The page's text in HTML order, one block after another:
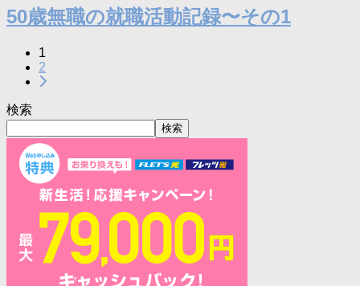
50歳無職の就職活動記録〜その1
1
2
検索
検索